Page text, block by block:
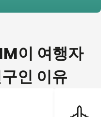
이 여행자
인 이유